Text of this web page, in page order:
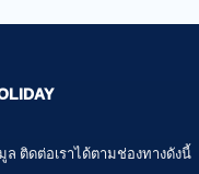
ติดต่อเราได้ตามช่องทางดังนี้